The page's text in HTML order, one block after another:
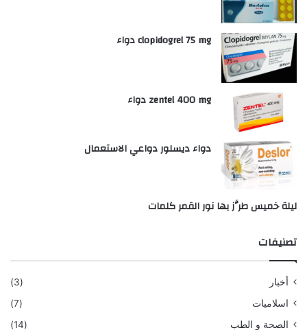
clopidogrel 75 mg دواء
zentel 400 mg دواء
دواء ديسلور دواعي الاستعمال
ليلة خميس طرَّز بها نور القمر كلمات
تصنيفات
أخبار
(3)
اسلاميات
(7)
الصحة و الطب
(14)